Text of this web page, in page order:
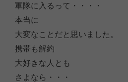
軍隊に入るって・・・・
本当に
大変なことだと思いました。
携帯も解約
大好きな人とも
さよなら・・・